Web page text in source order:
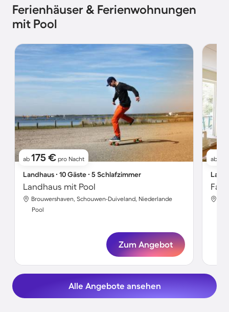
Ferienhäuser & Ferienwohnungen
mit Pool
ab 175 € pro Nacht
Landhaus ∙ 10 Gäste ∙ 5 Schlafzimmer
Landhaus mit Pool
Brouwershaven, Schouwen-Duiveland, Niederlande
Pool
Zum Angebot
ab
Alle Angebote ansehen